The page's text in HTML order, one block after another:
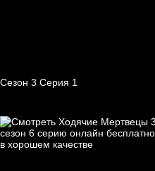
Сезон 3 Серия 1